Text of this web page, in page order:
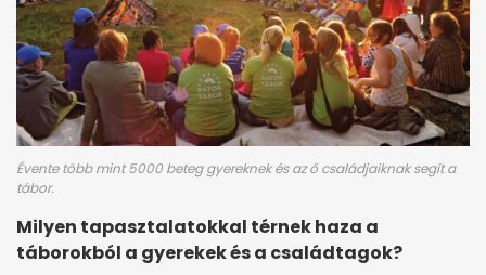
Évente több mint 5000 beteg gyereknek és az ő családjaiknak segít a
tábor.
Milyen tapasztalatokkal térnek haza a
táborokból a gyerekek és a családtagok?